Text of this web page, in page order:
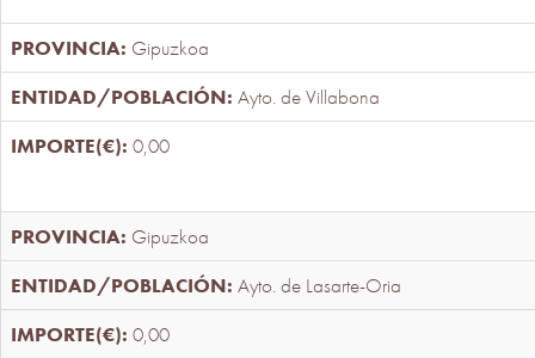
Gipuzkoa
Ayto. de Villabona
0,00
Gipuzkoa
Ayto. de Lasarte-Oria
0,00